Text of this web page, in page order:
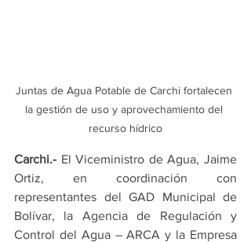
Juntas de Agua Potable de Carchi fortalecen
la gestión de uso y aprovechamiento del
recurso hídrico
Carchi.- El Viceministro de Agua, Jaime
Ortiz, en coordinación con
representantes del GAD Municipal de
Bolívar, la Agencia de Regulación y
Control del Agua – ARCA y la Empresa